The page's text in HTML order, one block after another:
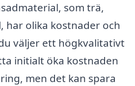
som trä,
har olika kostnader och
väljer ett högkvalitativt
initialt öka kostnaden
men det kan spara